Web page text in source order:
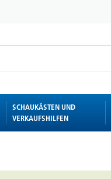
SCHAUKÄSTEN UND
VERKAUFSHILFEN